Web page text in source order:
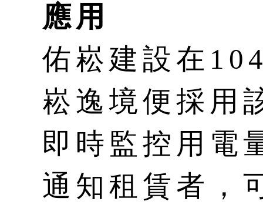
應用
佑崧建設在
崧逸境便採用
即時監控用電
通知租賃者，